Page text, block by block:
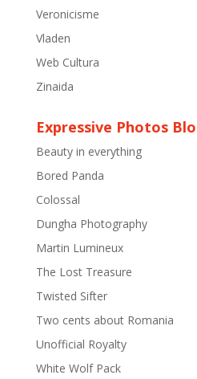
Veronicisme
Vladen
Web Cultura
Zinaida
Expressive Photos
Beauty in everything
Bored Panda
Colossal
Dungha Photography
Martin Lumineux
The Lost Treasure
Twisted Sifter
Two cents about Romania
Unofficial Royalty
White Wolf Pack